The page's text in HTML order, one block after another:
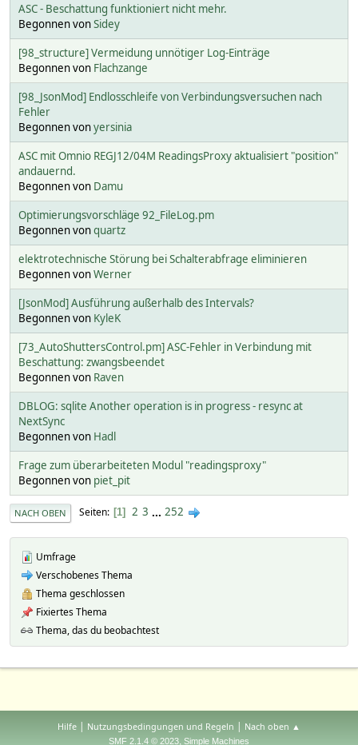
ASC - Beschattung funktioniert nicht mehr.
Begonnen vonSidey
[98_structure] Vermeidung unnötiger Log-Einträge
Begonnen von Flachzange
[98_JsonMod] Endlosschleife von Verbindungsversuchen nach
Fehler
Begonnen vonyersinia
ASC mit Omnio REGJ12/04M ReadingsProxy aktualisiert "position"
andauernd.
Begonnen von Damu
Optimierungsvorschläge 92_FileLog.pm
Begonnen vonquartz
elektrotechnische Störung bei Schalterabfrage eliminieren
Begonnen vonWerner
[JsonMod] Ausführung außerhalb des Intervals?
Begonnen von KyleK
[73_AutoShuttersControl.pm] ASC-Fehler in Verbindung mit
Beschattung: zwangsbeendet
Begonnen von Raven
DBLOG: sqlite Another operation is in progress - resync at
NextSync
Begonnen von Hadl
Frage zum überarbeiteten Modul "readingsproxy"
Begonnen von piet_pit
NACH OBEN Seiten 1 2 3 ... 252
Umfrage
Verschobenes Thema
Thema geschlossen
Fixiertes Thema
Thema, das du beobachtest
Hilfe | Nutzungsbedingungen und Regeln | Nach oben ▲
SMF 2.1.4 © 2023, Simple Machines